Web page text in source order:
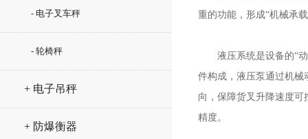
- 电子叉车秤
- 轮椅秤
+ 电子吊秤
+ 防爆衡器
重的功能，形成“机械承
液压系统是设备的“动
件构成，液压泵通过机械
向，保障货叉升降速度
精度。